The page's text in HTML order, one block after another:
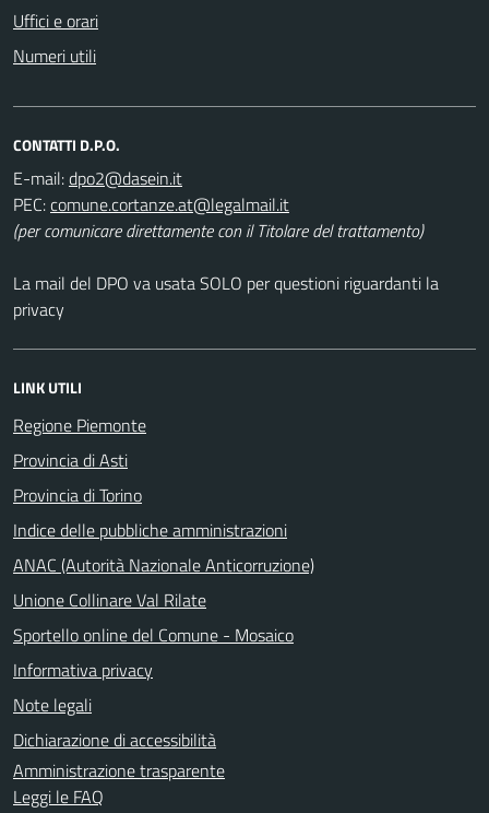
Uffici e orari
Numeri utili
CONTATTI D.P.O.
E-mail:
PEC:
(per comunicare direttamente con il Titolare del trattamento)
La mail del DPO va usata SOLO per questioni riguardanti la
privacy
LINK UTILI
Regione Piemonte
Provincia di Asti
Provincia di Torino
Indice delle pubbliche amministrazioni
ANAC (Autorità Nazionale Anticorruzione)
Unione Collinare Val Rilate
Sportello online del Comune - Mosaico
Informativa privacy
Note legali
Dichiarazione di accessibilità
Amministrazione trasparente
Leggi le FAQ